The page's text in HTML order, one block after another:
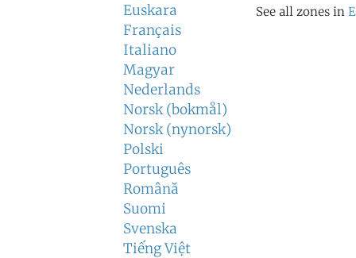
Euskara
Français
Italiano
Magyar
Nederlands
Norsk (bokmål)
Norsk (nynorsk)
Polski
Português
Română
Suomi
Svenska
Tiếng Việt
See all zones in